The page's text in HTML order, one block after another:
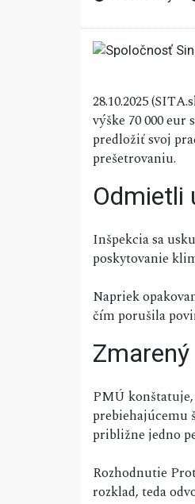
28.10.2025
výške 70 000
predložiť svoj
prešetrovaniu.
Odmietli
Inšpekcia sa
poskytovanie
Napriek
čím porušila
PMÚ
prebiehajúcemu
približne jedno
Rozhodnutie
rozklad, teda